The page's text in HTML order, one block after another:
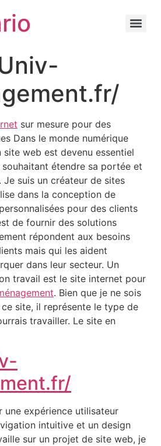
sur mesure pour des
Dans le monde numérique
site web est devenu essentiel
étendre sa portée et
suis un créateur de sites
dans la conception de
pour des clients
de fournir des solutions
répondent aux besoins
mais qui les aident
dans leur secteur. Un
travail est le site internet pour
. Bien que je ne sois
site, il représente le type de
travailler. Le site en
expérience utilisateur
intuitive et un design
sur un projet de site web, je